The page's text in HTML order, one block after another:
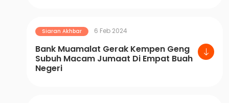
Siaran Akhbar 6 Feb 2024
Bank Muamalat Gerak Kempen Geng
Subuh Macam Jumaat Di Empat Buah
Negeri